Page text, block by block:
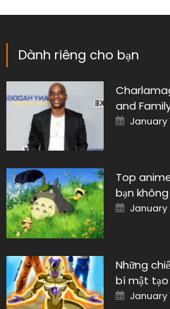
Dành riêng cho bạn
and
Posted
on
January
Top
bạn
Posted
on
January
Những
bí mật tạo
Posted
on
January